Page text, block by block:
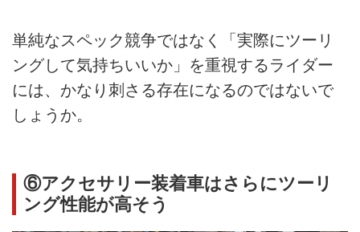
単純なスペック競争ではなく「実際にツーリ
ングして気持ちいいか」を重視するライダー
には、かなり刺さる存在になるのではないで
しょうか。
⑥アクセサリー装着車はさらにツーリ
ング性能が高そう